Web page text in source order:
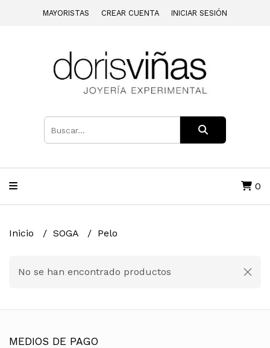
MAYORISTAS CREAR CUENTA INICIAR SESIÓN
0
Inicio SOGA Pelo
No se han encontrado productos
MEDIOS DE PAGO